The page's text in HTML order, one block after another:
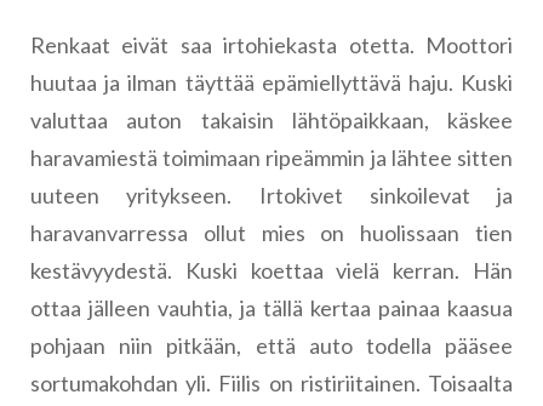
Renkaat eivät saa irtohiekasta otetta. Moottori
huutaa ja ilman täyttää epämiellyttävä haju. Kuski
valuttaa auton takaisin lähtöpaikkaan, käskee
haravamiestä toimimaan ripeämmin ja lähtee sitten
uuteen yritykseen. Irtokivet sinkoilevat ja
haravanvarressa ollut mies on huolissaan tien
kestävyydestä. Kuski koettaa vielä kerran. Hän
ottaa jälleen vauhtia, ja tällä kertaa painaa kaasua
pohjaan niin pitkään, että auto todella pääsee
sortumakohdan yli. Fiilis on ristiriitainen. Toisaalta